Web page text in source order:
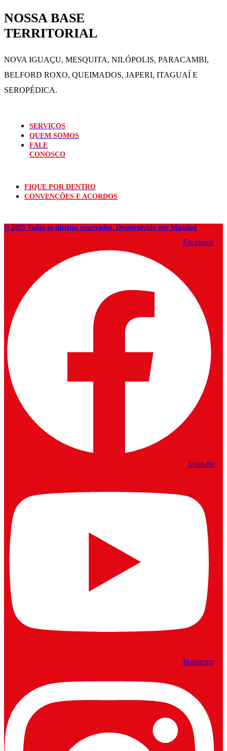
NOSSA BASE
TERRITORIAL
NOVA IGUAÇU, MESQUITA, NILÓPOLIS, PARACAMBI,
BELFORD ROXO, QUEIMADOS, JAPERI, ITAGUAÍ E
SEROPÉDICA.
SERVIÇOS
QUEM SOMOS
FALE
CONOSCO
FIQUE POR DENTRO
CONVENÇÕES E ACORDOS
© 2025 Todos os direitos reservados. Desenvolvido por Manduá
Facebook
Youtube
Instagram